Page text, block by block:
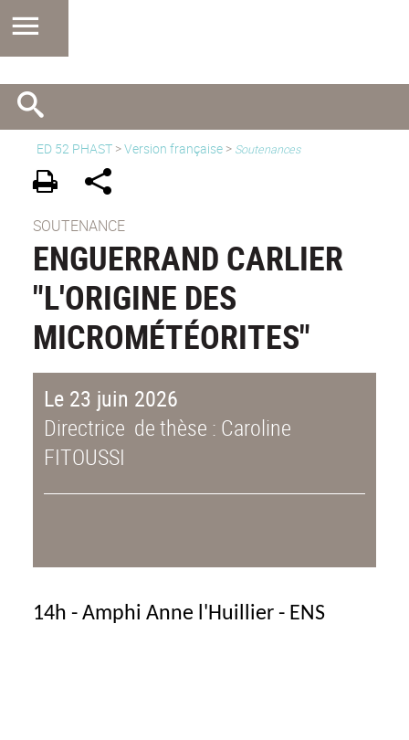
ED 52 PHAST >Version française > Soutenances
SOUTENANCE
ENGUERRAND CARLIER
"L'ORIGINE DES
MICROMÉTÉORITES"
Le 23 juin 2026
Directrice de thèse : Caroline
FITOUSSI
14h - Amphi Anne l'Huillier - ENS